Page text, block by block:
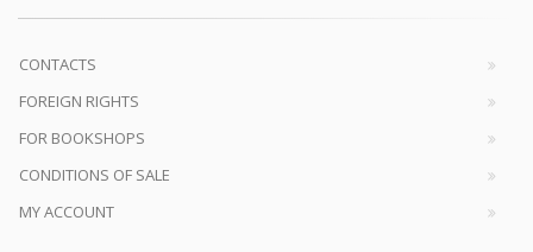
CONTACTS
FOREIGN RIGHTS
FOR BOOKSHOPS
CONDITIONS OF SALE
MY ACCOUNT